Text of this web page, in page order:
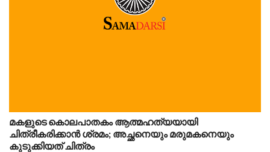
മകളുടെ കൊലപാതകം ആത്മഹത്യയായി
ചിത്രീകരിക്കാൻ ശ്രമം; അച്ഛനെയും മരുമകനെയും
കുടുക്കിയത് ചിത്രം